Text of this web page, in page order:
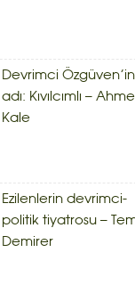
Devrimci Özgüven’in
adı: Kıvılcımlı –
Kale
Ezilenlerin devrimci-
politik tiyatrosu –
Demirer